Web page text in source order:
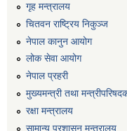
गृह मन्त्रालय
चितवन राष्ट्रिय निकुञ्ज
नेपाल कानुन आयोग
लोक सेवा आयोग
नेपाल प्रहरी
मुख्यमन्त्री तथा
रक्षा मन्त्रालय
सामान्य प्रशासन मन्त्रालय